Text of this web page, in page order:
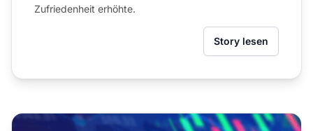
Zufriedenheit erhöhte.
Story lesen